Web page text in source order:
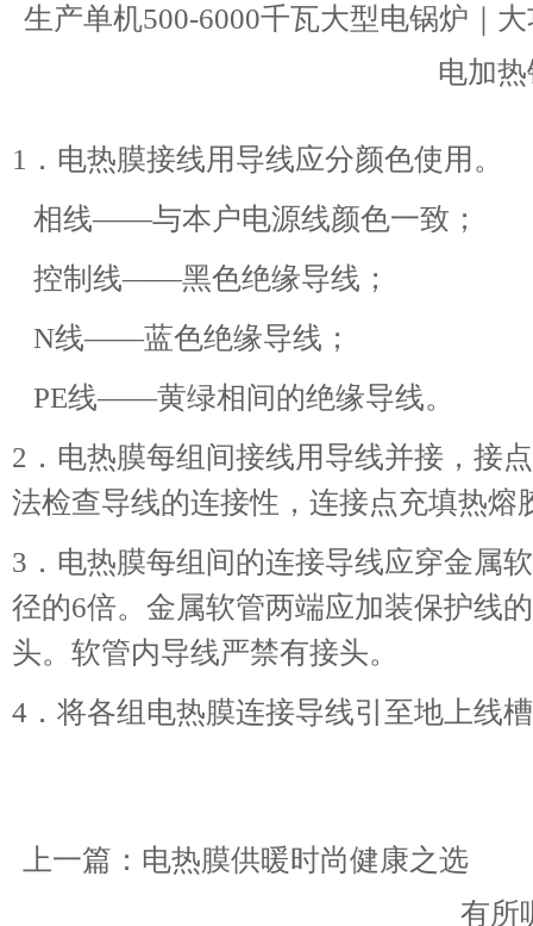
生产单机500-6000千瓦大型电锅炉｜
电加
1．电热膜接线用导线应分颜色使用。
相线——与本户电源线颜色一致；
控制线——黑色绝缘导线；
N线——蓝色绝缘导线；
PE线——黄绿相间的绝缘导线。
2．电热膜每组间接线用导线并接，接
法检查导线的连接性，连接点充填热熔
3．电热膜每组间的连接导线应穿金属
径的6倍。金属软管两端应加装保护线
头。软管内导线严禁有接头。
4．将各组电热膜连接导线引至地上线
上一篇： 电热膜供暖时尚健康之选
有所